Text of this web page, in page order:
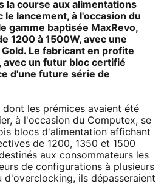
la course aux alimentations
le lancement, à l'occasion du
gamme baptisée MaxRevo,
1200 à 1500W, avec une
Le fabricant en profite
avec un futur bloc certifié
d'une future série de
dont les prémices avaient été
à l'occasion du Computex, se
blocs d'alimentation affichant
de 1200, 1350 et 1500
aux consommateurs les
de configurations à plusieurs
d'overclocking, ils dépasseraient